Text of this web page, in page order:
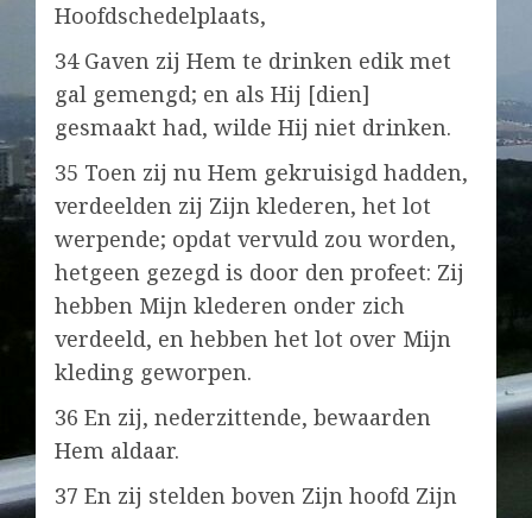
Hoofdschedelplaats,
34 Gaven zij Hem te drinken edik met
gal gemengd; en als Hij [dien]
gesmaakt had, wilde Hij niet drinken.
35 Toen zij nu Hem gekruisigd hadden,
verdeelden zij Zijn klederen, het lot
werpende; opdat vervuld zou worden,
hetgeen gezegd is door den profeet: Zij
hebben Mijn klederen onder zich
verdeeld, en hebben het lot over Mijn
kleding geworpen.
36 En zij, nederzittende, bewaarden
Hem aldaar.
37 En zij stelden boven Zijn hoofd Zijn